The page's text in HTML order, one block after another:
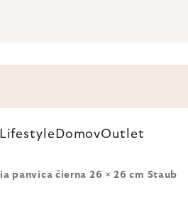
Lifestyle DomovOutlet
panvica čierna 26 × 26 cm Staub